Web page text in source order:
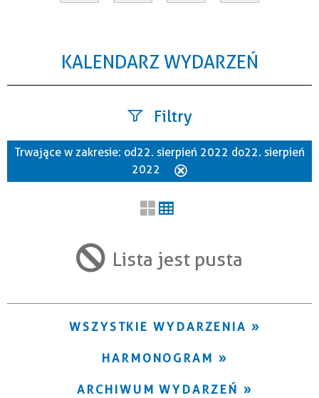
KALENDARZ WYDARZEŃ
Filtry
Szukana fraza
Trwające w zakresie
Trwające w zakresie: od 22. sierpień 2022 do 22. sierpień
2022
Lista jest pusta
WSZYSTKIE WYDARZENIA
HARMONOGRAM
ARCHIWUM WYDARZEŃ